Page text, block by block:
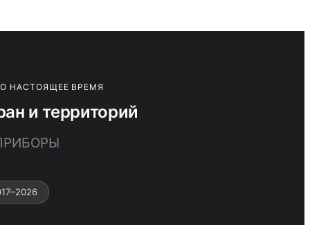
НАСТОЯЩЕЕ ВРЕМЯ
и территорий